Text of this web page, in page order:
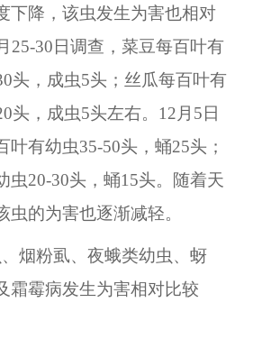
下降，该虫发生为害也相对
25-30日调查，菜豆每百叶有
头，成虫5头；丝瓜每百叶有
头，成虫5头左右。12月5日
叶有幼虫35-50头，蛹25头；
虫20-30头，蛹15头。随着天
虫的为害也逐渐减轻。
烟粉虱、夜蛾类幼虫、蚜
霜霉病发生为害相对比较